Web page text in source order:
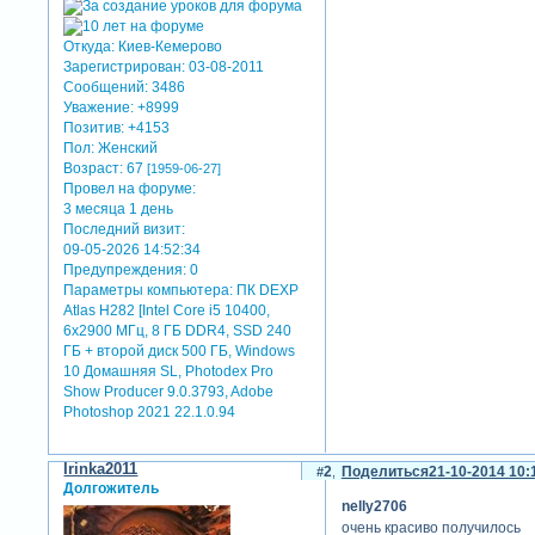
Откуда: Киев-Кемерово
Зарегистрирован: 03-08-2011
Сообщений: 3486
Уважение: +8999
Позитив: +4153
Пол: Женский
Возраст: 67[1959-06-27]
Провел на форуме:
3 месяца 1 день
Последний визит:
09-05-2026 14:52:34
Предупреждения: 0
Параметры компьютера: ПК DEXP
Atlas H282 [Intel Core i5 10400,
6x2900 МГц, 8 ГБ DDR4, SSD 240
ГБ + второй диск 500 ГБ, Windows
10 Домашняя SL, Photodex Pro
Show Producer 9.0.3793, Adobe
Photoshop 2021 22.1.0.94
Поделиться
2 21-10-2014
Irinka2011
Долгожитель
nelly2706
очень красиво получилось